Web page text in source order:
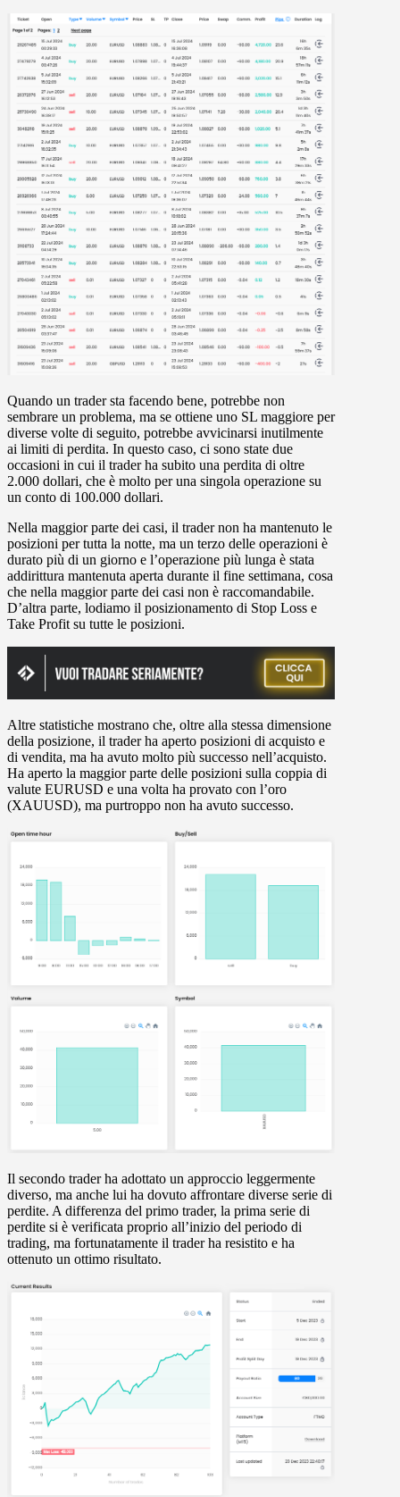
Quando un trader sta facendo bene, potrebbe non
sembrare un problema, ma se ottiene uno SL maggiore per
diverse volte di seguito, potrebbe avvicinarsi inutilmente
ai limiti di perdita. In questo caso, ci sono state due
occasioni in cui il trader ha subito una perdita di oltre
2.000 dollari, che è molto per una singola operazione su
un conto di 100.000 dollari.
Nella maggior parte dei casi, il trader non ha mantenuto le
posizioni per tutta la notte, ma un terzo delle operazioni è
durato più di un giorno e l’operazione più lunga è stata
addirittura mantenuta aperta durante il fine settimana, cosa
che nella maggior parte dei casi non è raccomandabile.
D’altra parte, lodiamo il posizionamento di Stop Loss e
Take Profit su tutte le posizioni.
Altre statistiche mostrano che, oltre alla stessa dimensione
della posizione, il trader ha aperto posizioni di acquisto e
di vendita, ma ha avuto molto più successo nell’acquisto.
Ha aperto la maggior parte delle posizioni sulla coppia di
valute EURUSD e una volta ha provato con l’oro
(XAUUSD), ma purtroppo non ha avuto successo.
Il secondo trader ha adottato un approccio leggermente
diverso, ma anche lui ha dovuto affrontare diverse serie di
perdite. A differenza del primo trader, la prima serie di
perdite si è verificata proprio all’inizio del periodo di
trading, ma fortunatamente il trader ha resistito e ha
ottenuto un ottimo risultato.